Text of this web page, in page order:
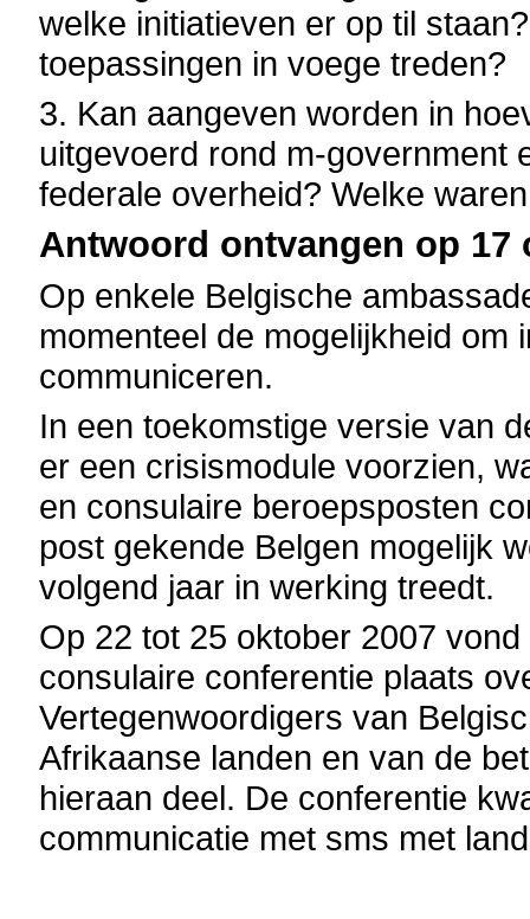
welke initiatieven er op til
toepassingen in voege treden?
3. Kan aangeven worden in
uitgevoerd rond m-government
federale overheid? Welke
Antwoord ontvangen op 17
Op enkele Belgische
momenteel de mogelijkheid om
communiceren.
In een toekomstige versie van
er een crisismodule voorzien,
en consulaire beroepsposten
post gekende Belgen mogelijk
volgend jaar in werking treedt.
Op 22 tot 25 oktober 2007
consulaire conferentie plaats
Vertegenwoordigers van
Afrikaanse landen en van de
hieraan deel. De conferentie
communicatie met sms met